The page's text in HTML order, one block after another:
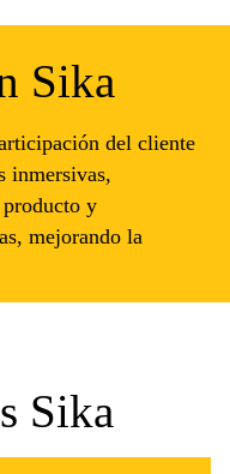
Sika
del cliente
inmersivas,
y
mejorando la
Sika